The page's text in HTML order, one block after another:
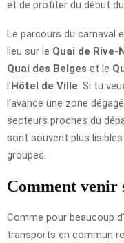
et de profiter du début
Le parcours du carnaval
lieu sur le Quai de Rive-
Quai des Belges et le
l’Hôtel de Ville . Si tu
l’avance une zone
secteurs proches du
sont souvent plus
groupes.
Comment venir
Comme pour beaucoup
transports en commun